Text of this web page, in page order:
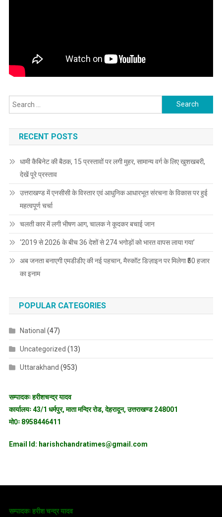
Search
for:
RECENT POSTS
धामी कैबिनेट की बैठक, 15 प्रस्तावों पर लगी मुहर, सामान्य वर्ग के लिए खुशखबरी,
देखें पूरे प्रस्ताव
उत्तराखण्ड में एनसीसी के विस्तार एवं आधुनिक आधारभूत संरचना के विकास पर हुई
महत्वपूर्ण चर्चा
चलती कार में लगी भीषण आग, चालक ने कूदकर बचाई जान
‘2019 से 2026 के बीच 36 देशों से 274 भगोड़ों को भारत वापस लाया गया’
अब जनता बनाएगी एमडीडीए की नई पहचान, मैस्कॉट डिज़ाइन पर मिलेगा ₹50 हजार
का इनाम
POPULAR CATEGORIES
National (47)
Uncategorized (13)
Uttarakhand (953)
सम्पादकः हरीशचन्द्र यादव
कार्यालयः 43/1 धर्मपुर, माता मन्दिर रोड, देहरादून, उत्तराखण्ड 248001
मो0ः 8958446411
Email Id: harishchandratimes@gmail.com
सम्पादकः हरीश चन्द्र यादव